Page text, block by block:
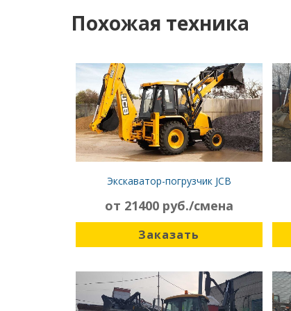
Похожая техника
Экскаватор-погрузчик JCB
от 21400 руб./смена
Заказать